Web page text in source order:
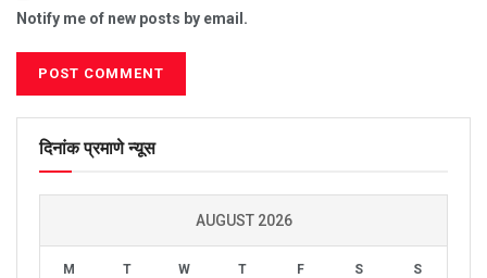
Notify me of new posts by email.
दिनांक प्रमाणे न्यूस
AUGUST 2026
M T W T F S S